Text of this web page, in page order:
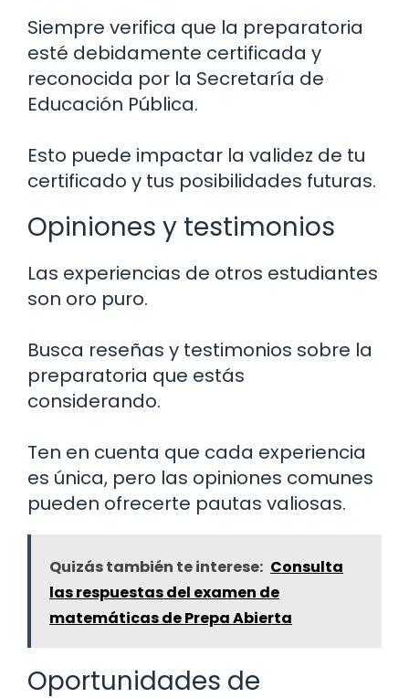
Siempre verifica que la preparatoria
esté debidamente certificada y
reconocida por la Secretaría de
Educación Pública.
Esto puede impactar la validez de tu
certificado y tus posibilidades futuras.
Opiniones y testimonios
Las experiencias de otros estudiantes
son oro puro.
Busca reseñas y testimonios sobre la
preparatoria que estás
considerando.
Ten en cuenta que cada experiencia
es única, pero las opiniones comunes
pueden ofrecerte pautas valiosas.
Quizás también te interese: Consulta
las respuestas del examen de
matemáticas de Prepa Abierta
Oportunidades de